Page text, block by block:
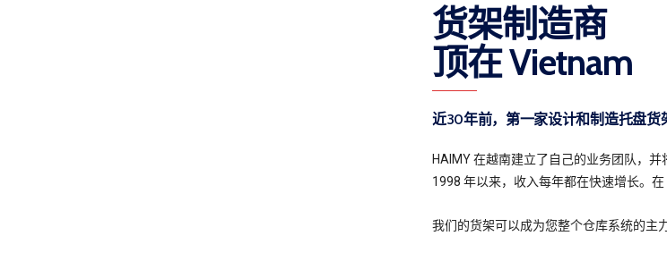
货架制造商
顶在 Vietnam
近30年前，第一家设计和制造托盘货
HAIMY 在越南建立了自己的业务团队，
1998 年以来，收入每年都在快速增长。
我们的货架可以成为您整个仓库系统的主